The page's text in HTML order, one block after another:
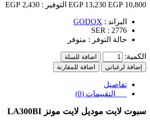
10,800 EGP
13,230 EGP التوفير : 2,430 EGP
البراند : GODOX
SER : 2776
حالة التوفر : متوفر
الكمية:
اضافة للسلة
إضافة لرغباتي
اضافة للمقارنة
تفاصيل
التقييمات (0)
سبوت لايت موديل لايت مونز LA300BI